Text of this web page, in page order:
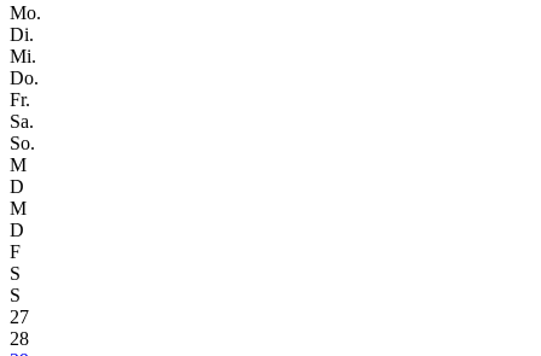
Mo.
Di.
Mi.
Do.
Fr.
Sa.
So.
M
D
M
D
F
S
S
27
28